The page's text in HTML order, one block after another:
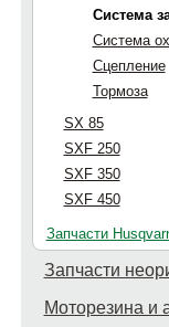
Система
Система
Сцепление
Тормоза
SX 85
SXF 250
SXF 350
SXF 450
Запчасти
Запчасти
Моторезина и